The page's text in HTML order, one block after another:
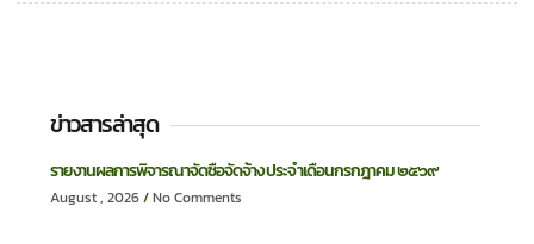
ข่าวสารล่าสุด
รายงานผลการพิจารณาจัดซื้อจัดจ้าง ประจำเดือนกรกฎาคม ๒๕๖๙
August , 2026 No Comments